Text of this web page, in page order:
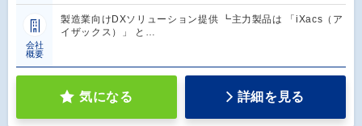
会社
概要
製造業向けDXソリューション提供 ┗主力製品は 「iXacs（ア
イザックス）」 と…
気になる 詳細を見る